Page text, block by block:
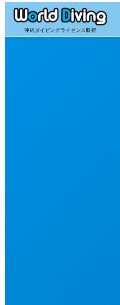
沖縄ダイビングライセンス取得